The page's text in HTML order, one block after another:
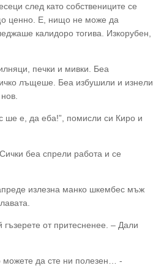
след като собствениците се
ценно. Е, нищо не може да
калидоро тогива. Изкорубен,
печки и мивки. Беа
лъщеше. Беа избушили и изнели
ше е, да еба!”, помисли си Киро и
беа спрели работа и се
излезна манко шкембес мъж
от притесненее. – Дали
можете да сте ни полезен… -